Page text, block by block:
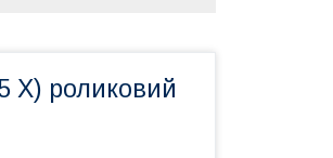
Х) роликовий